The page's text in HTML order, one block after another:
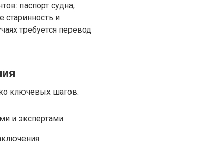
паспорт судна,
старинность и
требуется перевод
ключевых шагов:
и экспертами.